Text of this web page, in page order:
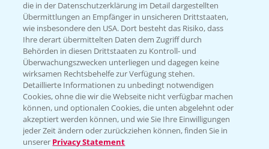
Hilfe in Notfällen
T.+49 (0)214/30-20220
Folgen Sie uns
die in der Datenschutzerklärung im Detail dargestellten
Übermittlungen an Empfänger in unsicheren Drittstaaten,
wie insbesondere den USA. Dort besteht das Risiko, dass
Ihre derart übermittelten Daten dem Zugriff durch
Behörden in diesen Drittstaaten zu Kontroll- und
Überwachungszwecken unterliegen und dagegen keine
wirksamen Rechtsbehelfe zur Verfügung stehen.
Detaillierte Informationen zu unbedingt notwendigen
Cookies, ohne die wir die Webseite nicht verfügbar machen
können, und optionalen Cookies, die unten abgelehnt oder
akzeptiert werden können, und wie Sie Ihre Einwilligungen
jeder Zeit ändern oder zurückziehen können, finden Sie in
unserer Privacy Statement